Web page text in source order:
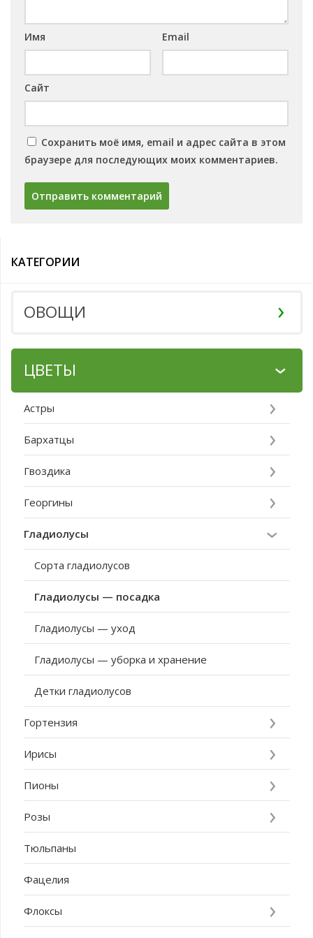
Имя Email
Сайт
Сохранить моё имя, email и адрес сайта в этом
браузере для последующих моих комментариев.
КАТЕГОРИИ
ОВОЩИ
ЦВЕТЫ
Астры
Бархатцы
Гвоздика
Георгины
Гладиолусы
Сорта гладиолусов
Гладиолусы — посадка
Гладиолусы — уход
Гладиолусы — уборка и хранение
Детки гладиолусов
Гортензия
Ирисы
Пионы
Розы
Тюльпаны
Фацелия
Флоксы